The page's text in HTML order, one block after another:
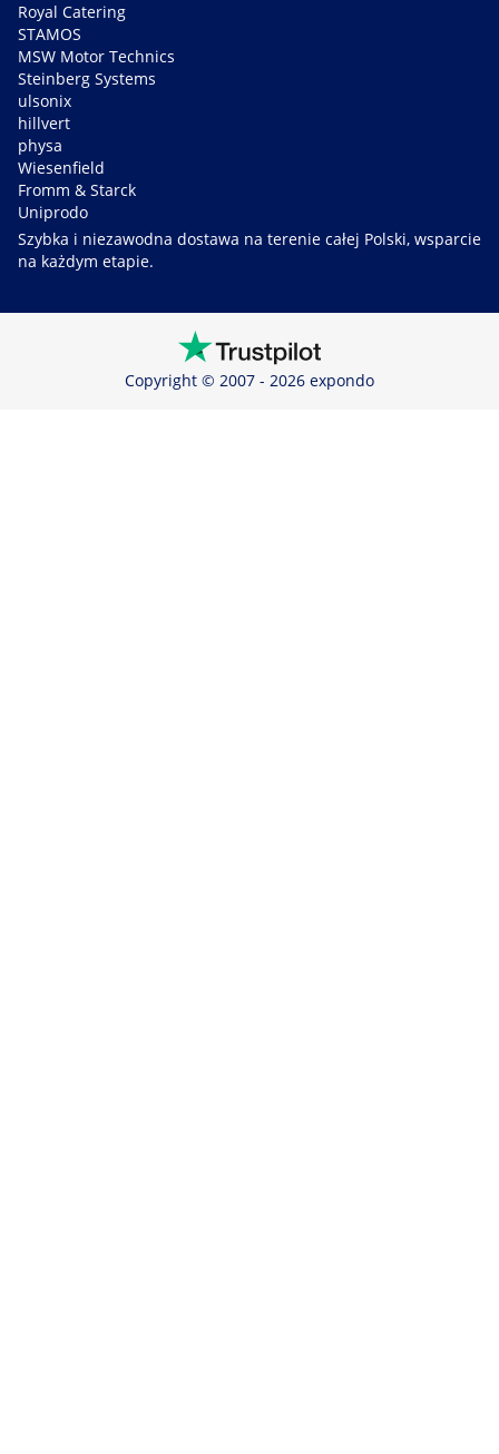
Royal Catering
STAMOS
MSW Motor Technics
Steinberg Systems
ulsonix
hillvert
physa
Wiesenfield
Fromm & Starck
Uniprodo
Szybka i niezawodna dostawa na terenie całej Polski, wsparcie
na każdym etapie.
Copyright © 2007 - 2026 expondo